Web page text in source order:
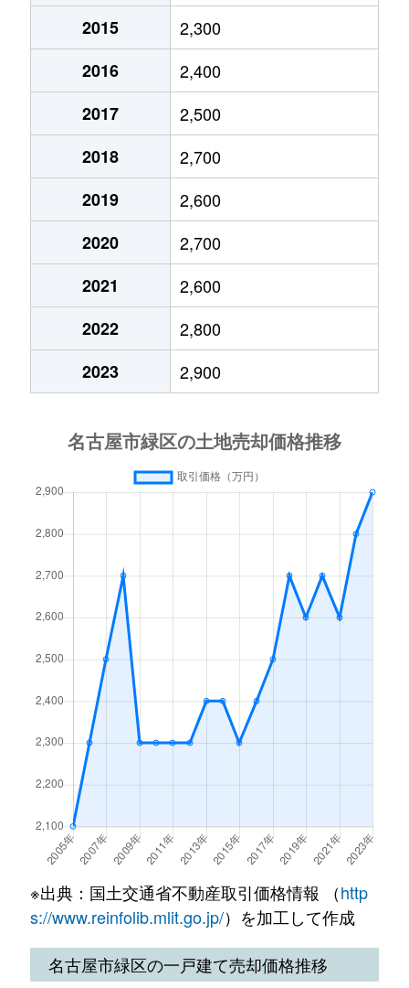
鳴子町
3,100万円
鳴子町
5,200万円
鳴子町
2,300万円
鳴海町
50万円
鳴海町
2,700万円
鳴海町
2,900万円
鳴海町
1,700万円
鳴海町
7,000万円
鳴海町
2,800万円
鳴海
920万円
鳴海町
鳴海町
鳴海町
2,100万円
鳴海
鳴海町
5,600万円
鳴海
鳴海町
6,000万円
野並
神の倉
4,300万円
徳重
神の倉
3,800万円
徳重
神の倉
4,700万円
徳重
亀が洞
3,000万円
4,300万円
黒沢台
1,700万円
2,900万円
古鳴海
4,200万円
野並
境松
9,400万円
有松
左京山
左京山
左京山
作の山町
鳴海
作の山町
2,300万円
潮見が丘
3,800万円
篠の風
3,900万円
相生山
篠の風
7,100万円
相生山
4,600万円
相生山
篠の風
7,200万円
相生山
2015
2,300
2016
2,400
2017
2,500
2018
2,700
2019
2,600
2020
2,700
2021
2,600
2022
2,800
2023
2,900
※出典：国土交通省不動産取引価格情報 （http
s://www.reinfolib.mlit.go.jp/）を加工して作成
名古屋市緑区の一戸建て売却価格推移